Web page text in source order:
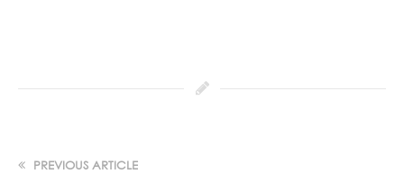
PREVIOUS ARTICLE